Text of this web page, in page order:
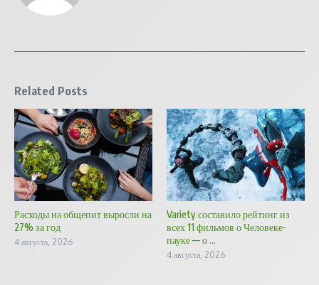
Related Posts
Расходы на общепит выросли на
27% за год
4 августа, 2026
Variety составило рейтинг из
всех 11 фильмов о Человеке-
пауке — о ...
4 августа, 2026